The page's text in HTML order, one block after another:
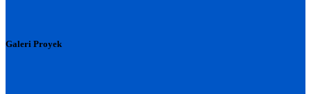
Galeri Proyek